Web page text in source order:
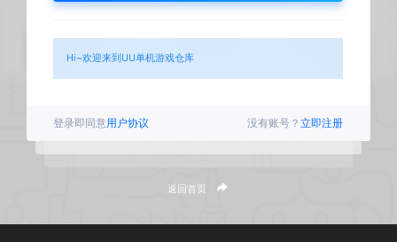
Hi~欢迎来到UU单机游戏仓库
登录即同意用户协议 没有账号？ 立即注册
返回首页